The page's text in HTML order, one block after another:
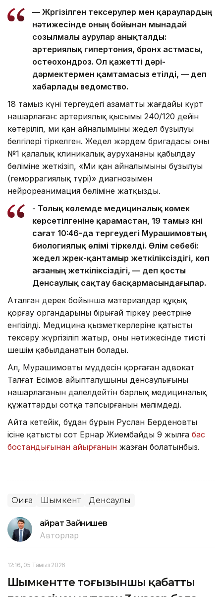
— Жүргізілген тексерулер мен қараулардың
нәтижесінде оның бойынан мынадай
созылмалы аурулар анықталды:
артериялық гипертония, бронх астмасы,
остеохондроз. Ол қажетті дәрі-
дәрмектермен қамтамасыз етілді, — деп
хабарлады ведомство.
18 тамыз күні тергеудегі азаматтың жағдайы күрт
нашарлаған: артериялық қысымы 240/120 дейін
көтеріліп, ми қан айналымының жедел бұзылуы
белгілері тіркелген. Жедел жәрдем бригадасы оны
№1 қалалық клиникалық аурухананың қабылдау
бөліміне жеткізіп, «Ми қан айналымының бұзылуы
(геморрагиялық түрі)» диагнозымен
нейрореанимация бөліміне жатқызды.
- Толық көлемде медициналық көмек
көрсетілгеніне қарамастан, 19 тамыз күні
сағат 10:46-да тергеудегі Мурашимовтың
биологиялық өлімі тіркелді. Өлім себебі:
жедел жүрек-қантамыр жеткіліксіздігі, көп
ағзаның жеткіліксіздігі, — деп қосты
Денсаулық сақтау басқармасындағылар.
Аталған дерек бойынша материалдар құқық
қорғау органдарының бірыңғай тіркеу реестріне
енгізілді. Медицина қызметкерлеріне қатысты
тексеру жүргізіліп жатыр, оның нәтижесінде тиісті
шешім қабылданатын болады.
Ал, Мурашимовтың мүддесін қорғаған адвокат
Талғат Есімов айыпталушының денсаулығының
нашарлағанын дәлелдейтін барлық медициналық
құжаттарды сотқа тапсырғанын мәлімдеді.
Айта кетейік, бұдан бұрын Руслан Берденовтың
ісіне қатысты сот Ернар Жиембайды 9 жылға бас
бостандығынан айырғанын жазған болатынбыз.
Оқиға Шымкент Денсаулық
Қайрат Зайнишев
Авторлар
12:16, 05 Тамыз 2026
Шымкентте тоғызыншы қабаттың